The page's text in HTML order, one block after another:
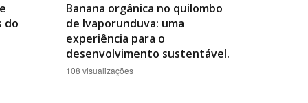
do
Banana orgânica no quilombo
de Ivaporunduva: uma
experiência para o
desenvolvimento sustentável.
108 visualizações